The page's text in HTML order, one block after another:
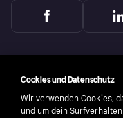
Cookies und Datenschutz
Wir verwenden Cookies,
und um dein